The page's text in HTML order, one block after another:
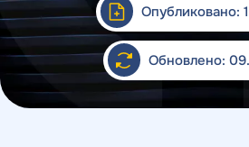
Опубликовано:
Обновлено: